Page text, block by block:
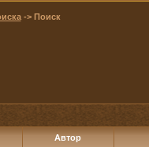
-> Поиск
Автор